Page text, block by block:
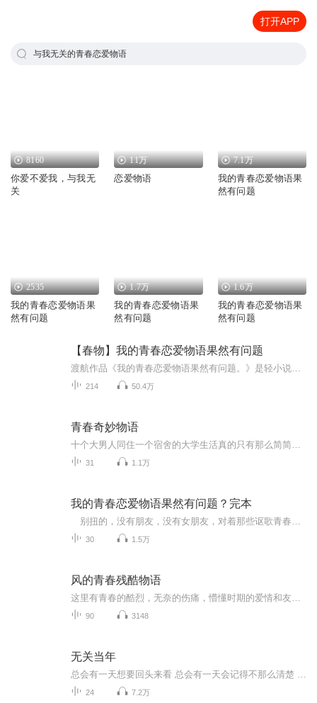
打开APP
与我无关的青春恋爱物语
8160
你爱不爱我，与我无
关
11万
恋爱物语
7.1万
我的青春恋爱物语果
然有问题
2535
我的青春恋爱物语果
然有问题
1.7万
我的青春恋爱物语果
然有问题
1.6万
我的青春恋爱物语果
然有问题
【春物】我的青春恋爱物语果然有问题
214 50.4万
青春奇妙物语
31 1.1万
我的青春恋爱物语果然有问题？完本
30 1.5万
风的青春残酷物语
90 3148
无关当年
24 7.2万